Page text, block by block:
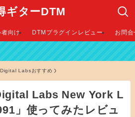
ギターDTM
者向け DTMプラグインレビュー お問
Labsおすすめ
Labs New York L
」使ってみたレビュ